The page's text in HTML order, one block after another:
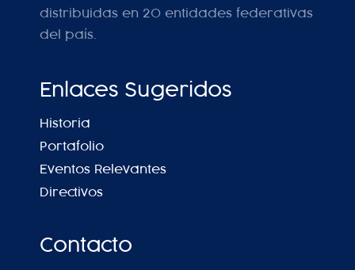
distribuidas en 20 entidades federativas
del país.
Enlaces Sugeridos
Historia
Portafolio
Eventos Relevantes
Directivos
Contacto